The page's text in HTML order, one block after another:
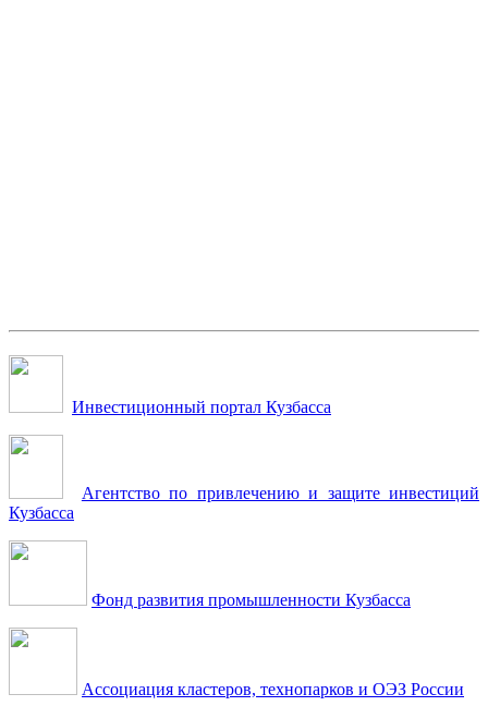
Инвестиционный портал Кузбасса
Агентство по привлечению и защите инвестиций
Кузбасса
Фонд развития промышленности Кузбасса
Ассоциация кластеров, технопарков и ОЭЗ России